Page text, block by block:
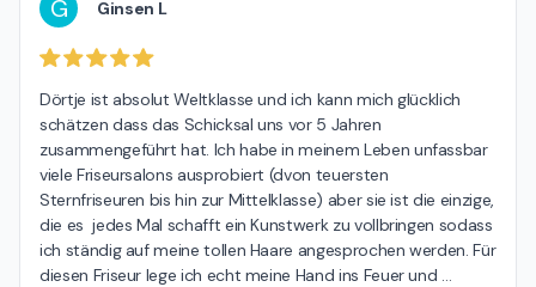
G Ginsen L
Dörtje ist absolut Weltklasse und ich kann mich glücklich
schätzen dass das Schicksal uns vor 5 Jahren
zusammengeführt hat. Ich habe in meinem Leben unfassbar
viele Friseursalons ausprobiert (dvon teuersten
Sternfriseuren bis hin zur Mittelklasse) aber sie ist die einzige,
die es  jedes Mal schafft ein Kunstwerk zu vollbringen sodass
ich ständig auf meine tollen Haare angesprochen werden. Für
diesen Friseur lege ich echt meine Hand ins Feuer und …